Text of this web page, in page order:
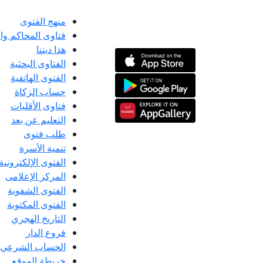
منهج الفتوى
فتاوى المحاكم
هذا ديننا
الفتاوى البحثية
الفتوى الهاتفية
حساب الزكاة
فتاوى الأقليات
التعليم عن بعد
طلب فتوى
تنمية الأسرة
الفتوى الإلكترونية
المركز الإعلامى
الفتوى الشفوية
الفتوى المكتوبة
التاريخ الهجري
فروع الدار
الحساب الشرعي